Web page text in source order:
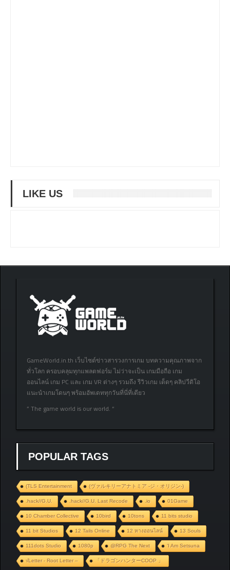
LIKE US
GameWorld.in.th เว็บไซต์ข่าวสารวงการเกม บทความคุณภาพจาก
ทั่วโลก ครอบคลุมทุกแพลตฟอร์ม ไม่ว่าจะเป็น เกมมือถือ เกม
ออนไลน์ เกม PC และ เกม VR ต่างๆ รวมถึง รีวิวเกม เด็ดๆ คลิปวีดิโอ
แนะนำเกมโดนๆ พร้อมอัพเดททุกวันที่นี่ที่เดียว
” The game world is our world. “
POPULAR TAGS
(TLS Entertainment (ヴァルキリーアナトミア ‐ジ・オリジン‐)
.hack//G.U. .hack//G.U. Last Recode .io 01Game
10 Chamber Collective 10bird 10tons 11 bits studio
11 bit Studios 12 Tails Online 12 หางออนไลน์ 13 Souls
111dots Studio 1080p @RPG The Next ‘I Am Setsuna
√Letter - Root Letter – 「ドラゴンハンターCOOP 」